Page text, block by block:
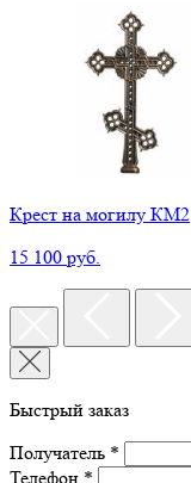
Крест на могилу КМ2
15 100 руб.
Быстрый заказ
Получатель *
Телефон *